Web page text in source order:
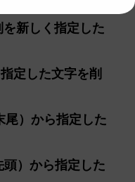
新しく指定した
定した文字を削
）から指定した
）から指定した